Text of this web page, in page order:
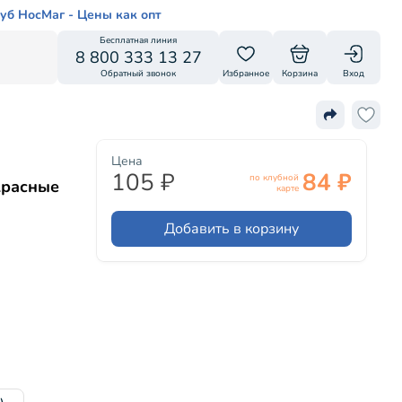
НосМаг - Цены как опт
Бесплатная линия
8 800 333 13 27
Обратный звонок Избранное Корзина Вход
Цена
105 ₽
по клубной
карте 84 ₽
Добавить в корзину